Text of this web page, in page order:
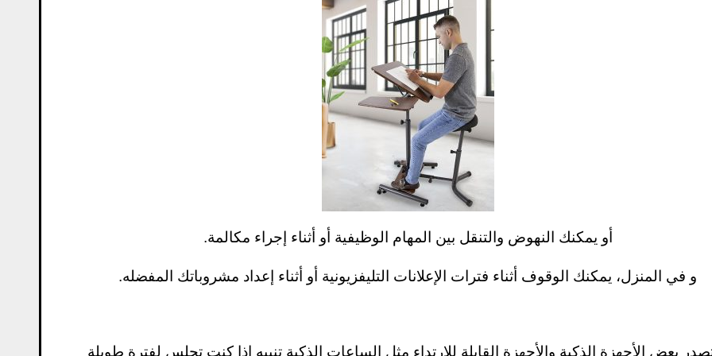
أو يمكنك النهوض والتنقل بين المهام الوظيفية أو أثناء إجراء مكالمة.
و في المنزل، يمكنك الوقوف أثناء فترات الإعلانات التليفزيونية أو أثناء إعداد مشروباتك المفضله.
بعض الأجهزة الذكية والأجهزة القابلة للارتداء مثل الساعات الذكية تنبيه إذا كنت تجلس لفترة طويلة